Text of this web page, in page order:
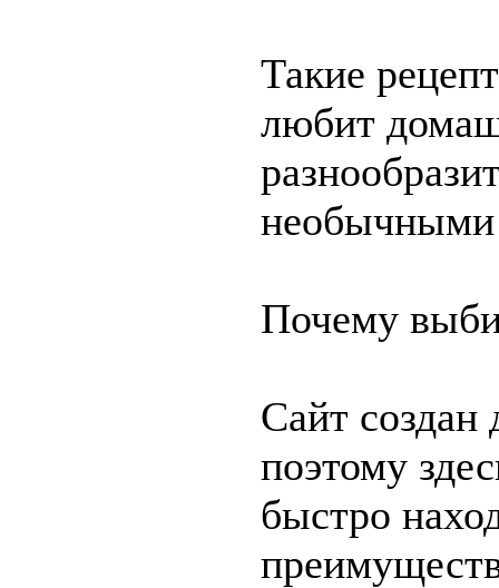
Такие
любит
необычными
Почему
Сайт создан
поэтому
быстро